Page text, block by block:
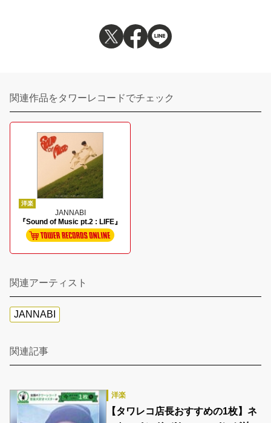
関連作品をタワーレコードでチェック
洋楽
JANNABI
『Sound of Music pt.2 : LIFE』
関連アーティスト
JANNABI
関連記事
洋楽
【タワレコ店長おすすめの1枚】ネ